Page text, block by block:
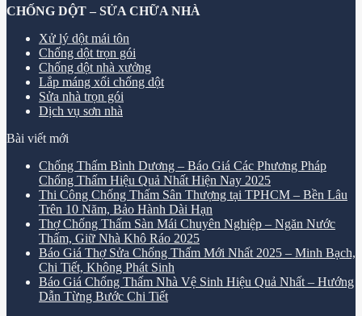
CHỐNG DỘT – SỬA CHỮA NHÀ
Xử lý dột mái tôn
Chống dột trọn gói
Chống dột nhà xưởng
Lắp máng xối chống dột
Sửa nhà trọn gói
Dịch vụ sơn nhà
Bài viết mới
Chống Thấm Bình Dương – Báo Giá Các Phương Pháp
Chống Thấm Hiệu Quả Nhất Hiện Nay 2025
Thi Công Chống Thấm Sân Thượng tại TPHCM – Bền Lâu
Trên 10 Năm, Bảo Hành Dài Hạn
Thợ Chống Thấm Sàn Mái Chuyên Nghiệp – Ngăn Nước
Thấm, Giữ Nhà Khô Ráo 2025
Báo Giá Thợ Sửa Chống Thấm Mới Nhất 2025 – Minh Bạch,
Chi Tiết, Không Phát Sinh
Báo Giá Chống Thấm Nhà Vệ Sinh Hiệu Quả Nhất – Hướng
Dẫn Từng Bước Chi Tiết